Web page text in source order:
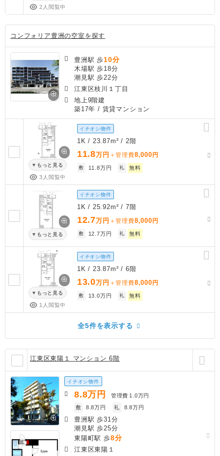
2人閲覧中
コンフォリア豊洲の空室を探す
豊洲駅 歩10分
木場駅 歩18分
潮見駅 歩22分
江東区枝川１丁目
地上9階建
築17年 / 賃貸マンション
もっと見る
3人閲覧中
イチオシ物件
1K / 23.87m² / 2階
11.8万円 ＋管理費8,000 円
敷 11.8万円 礼 無料
もっと見る
イチオシ物件
1K / 25.92m² / 7階
12.7万円 ＋管理費8,000 円
敷 12.7万円 礼 無料
もっと見る
1人閲覧中
イチオシ物件
1K / 23.87m² / 6階
13.0万円 ＋管理費8,000 円
敷 13.0万円 礼 無料
全5件を表示する
江東区東陽１ マンション 6階
イチオシ物件
8.8万円 管理費 1.0万円
敷
8.8万円 礼 8.8万円
豊洲駅 歩31分
潮見駅 歩25分
東陽町駅 歩8分
江東区東陽１